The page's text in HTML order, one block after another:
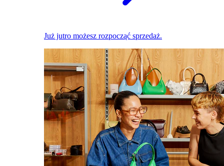
Już jutro możesz rozpocząć sprzedaż.